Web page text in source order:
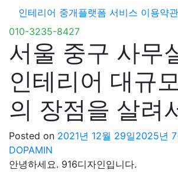
인테리어 중개플랫폼 서비스 이용약관
010-3235-8427
서울 중구 사무
인테리어 대규
의 장점을 살려
Posted on 2021년 12월 29일2025년
DOPAMIN
안녕하세요. 916디자인입니다.